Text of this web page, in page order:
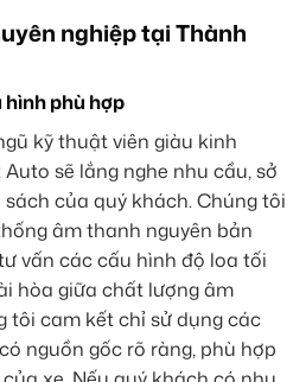
nghiệp tại Thành
hình phù hợp
kỹ thuật viên giàu kinh
sẽ lắng nghe nhu cầu, sở
của quý khách. Chúng tôi
âm thanh nguyên bản
vấn các cấu hình độ loa tối
hòa giữa chất lượng âm
tôi cam kết chỉ sử dụng các
nguồn gốc rõ ràng, phù hợp